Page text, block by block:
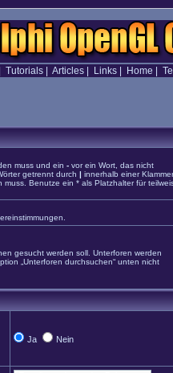
Tutorials| Articles| Links| Home
muss und ein - vor ein Wort, das nicht
getrennt durch | innerhalb einer
Benutze ein * als Platzhalter für
gesucht werden soll. Unterforen werden
„Unterforen durchsuchen“ unten nicht
Ja Nein